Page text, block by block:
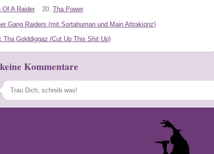
Of A Raider 20. Tha Power
Gang Raiders (mit Sortahuman und Main Attrakionz)
Tha Golddiggaz (Cut Up This Shit Up)
Kommentare
Speichern